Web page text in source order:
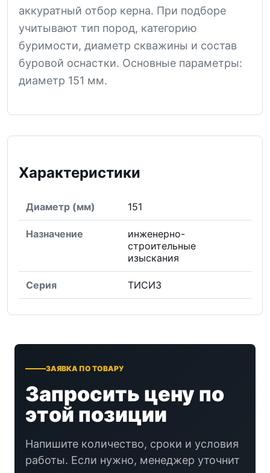
аккуратный отбор керна. При подборе
учитывают тип пород, категорию
буримости, диаметр скважины и состав
буровой оснастки. Основные параметры:
диаметр 151 мм.
Характеристики
Диаметр (мм) 151
Назначение
инженерно-
строительные
изыскания
Серия ТИСИЗ
ЗАЯВКА ПО ТОВАРУ
Запросить цену по
этой позиции
Напишите количество, сроки и условия
работы. Если нужно, менеджер уточнит